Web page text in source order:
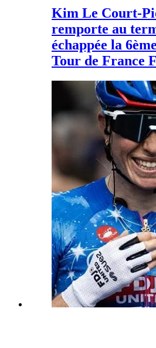
Kim Le Court-
remporte au
échappée la
Tour de France